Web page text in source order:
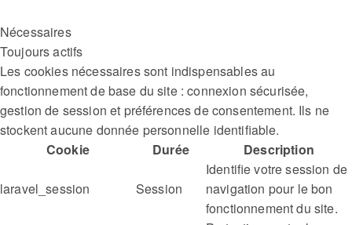
Nécessaires
Toujours actifs
Les cookies nécessaires sont indispensables au
fonctionnement de base du site : connexion sécurisée,
gestion de session et préférences de consentement. Ils ne
stockent aucune donnée personnelle identifiable.
Cookie
Durée Description
laravel_session Session
Identifie votre session de
navigation pour le bon
fonctionnement du site.